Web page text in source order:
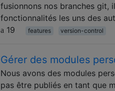
fusionnons nos branches git,
fonctionnalités les uns des
19
features version-control
Gérer des modules
Nous avons des modules
pas être publiés en tant que